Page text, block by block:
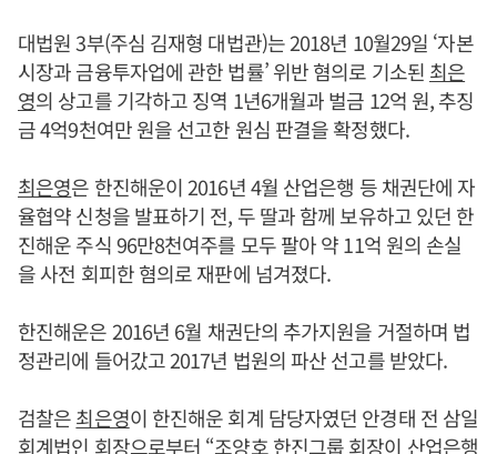
대법원 3부(주심 김재형 대법관)는 2018년 10월29일 ‘자본
시장과 금융투자업에 관한 법률’ 위반 혐의로 기소된 최은
영의 상고를 기각하고 징역 1년6개월과 벌금 12억 원, 추징
금 4억9천여만 원을 선고한 원심 판결을 확정했다.
최은영은 한진해운이 2016년 4월 산업은행 등 채권단에 자
율협약 신청을 발표하기 전, 두 딸과 함께 보유하고 있던 한
진해운 주식 96만8천여주를 모두 팔아 약 11억 원의 손실
을 사전 회피한 혐의로 재판에 넘겨졌다.
한진해운은 2016년 6월 채권단의 추가지원을 거절하며 법
정관리에 들어갔고 2017년 법원의 파산 선고를 받았다.
검찰은최은영이 한진해운 회계 담당자였던 안경태 전 삼일
회계법인 회장으로부터 “조양호한진그룹 회장이 산업은행